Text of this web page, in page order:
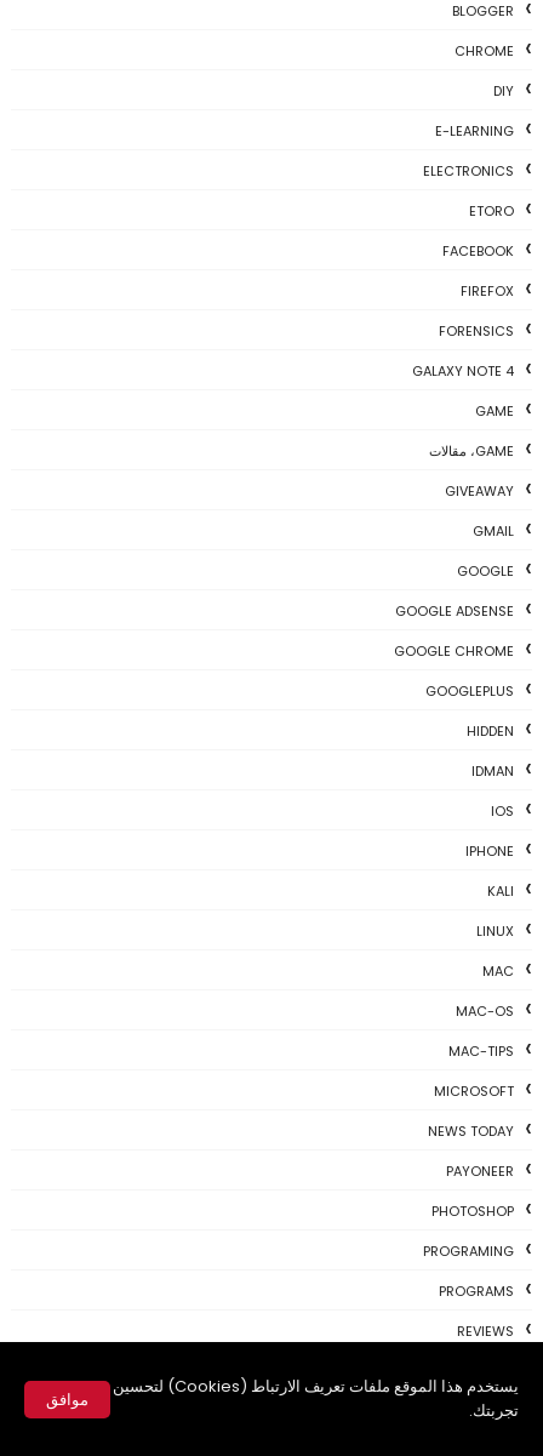
يستخدم هذا الموقع ملفات تعريف الارتباط (Cookies) لتحسين
تجربتك.
موافق
BLOGGER
CHROME
DIY
E-LEARNING
ELECTRONICS
ETORO
FACEBOOK
FIREFOX
FORENSICS
GALAXY NOTE 4
GAME
GAME، مقالات
GIVEAWAY
GMAIL
GOOGLE
GOOGLE ADSENSE
GOOGLE CHROME
GOOGLEPLUS
HIDDEN
IDMAN
IOS
IPHONE
KALI
LINUX
MAC
MAC-OS
MAC-TIPS
MICROSOFT
NEWS TODAY
PAYONEER
PHOTOSHOP
PROGRAMING
PROGRAMS
REVIEWS
TH3 NEWS